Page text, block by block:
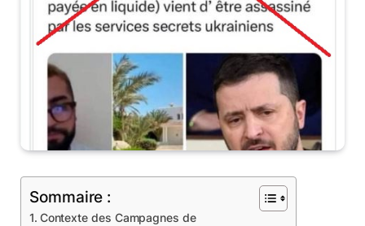
Sommaire :
Contexte des Campagnes de